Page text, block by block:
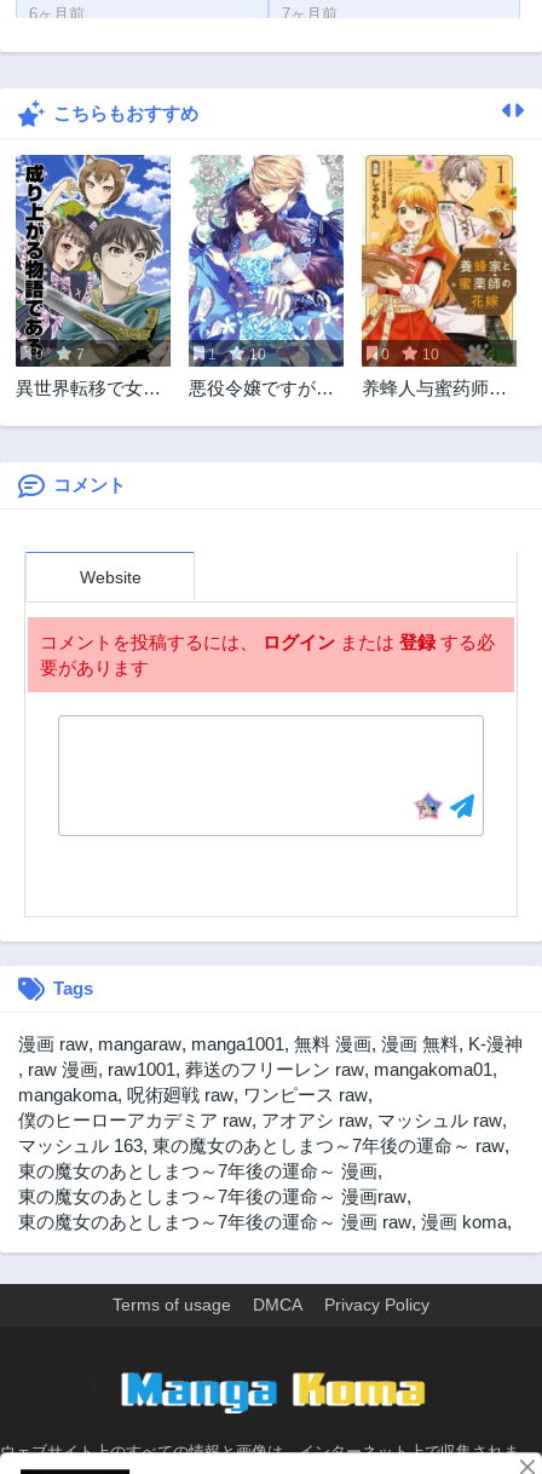
6ヶ月前 7ヶ月前
第2.1話 第1話
第0話こちらもおすすめ
0 7
異世界転移で女神
があるので結構で
す～@COMIC
1 10
悪役令嬢ですが攻
ＩＣ
0 10
养蜂人与蜜药师新
コメント
Website
コメントを投稿するには、 ログイン または 登録する必
要があります
Tags
漫画 raw, mangaraw, manga1001, 無料 漫画, 漫画 無料, K-漫神
, raw 漫画, raw1001, 葬送のフリーレン raw, mangakoma01,
mangakoma, 呪術廻戦 raw, ワンピース raw,
僕のヒーローアカデミア raw, アオアシ raw, マッシュル raw,
マッシュル 163, 東の魔女のあとしまつ～7年後の運命～ raw,
東の魔女のあとしまつ～7年後の運命～ 漫画,
東の魔女のあとしまつ～7年後の運命～ 漫画raw,
東の魔女のあとしまつ～7年後の運命～ 漫画 raw, 漫画 koma,
Terms of usage DMCA Privacy Policy
ウェブサイト上のすべての情報と画像は、インターネット上で収集されま